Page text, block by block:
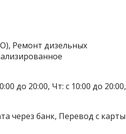
Ремонт дизельных
до 20:00, Чт: с 10:00 до 20:00,
через банк, Перевод с карты